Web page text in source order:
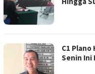
C1
Senin Ini